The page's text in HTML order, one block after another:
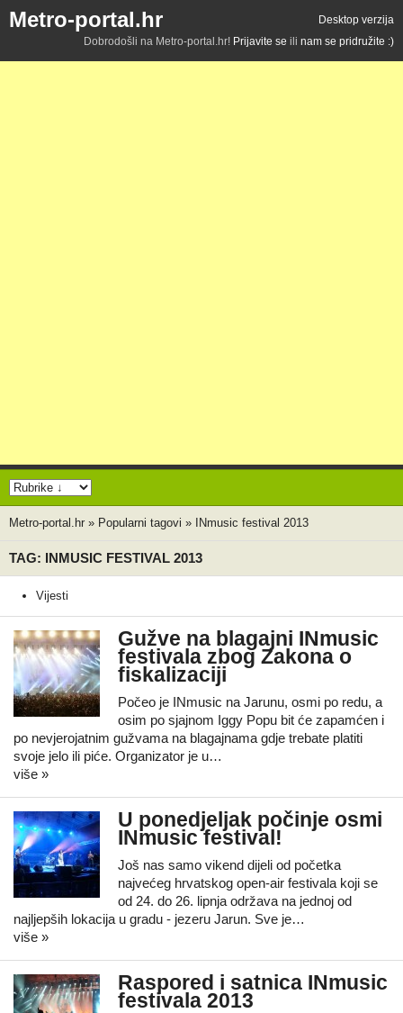
Metro-portal.hr
Desktop verzija
Dobrodošli na Metro-portal.hr! Prijavite se ili nam se pridružite :)
Metro-portal.hr » Popularni tagovi » INmusic festival 2013
TAG: INMUSIC FESTIVAL 2013
Vijesti
Gužve na blagajni INmusic
festivala zbog Zakona o
fiskalizaciji
Počeo je INmusic na Jarunu, osmi po redu, a
osim po sjajnom Iggy Popu bit će zapamćen i
po nevjerojatnim gužvama na blagajnama gdje trebate platiti
svoje jelo ili piće. Organizator je u…
više »
U ponedjeljak počinje osmi
INmusic festival!
Još nas samo vikend dijeli od početka
najvećeg hrvatskog open-air festivala koji se
od 24. do 26. lipnja održava na jednoj od
najljepših lokacija u gradu - jezeru Jarun. Sve je…
više »
Raspored i satnica INmusic
festivala 2013